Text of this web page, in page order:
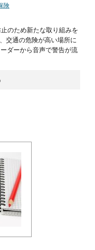
険
のため新たな取り組みを
交通の危険が高い場所に
ダーから音声で警告が流